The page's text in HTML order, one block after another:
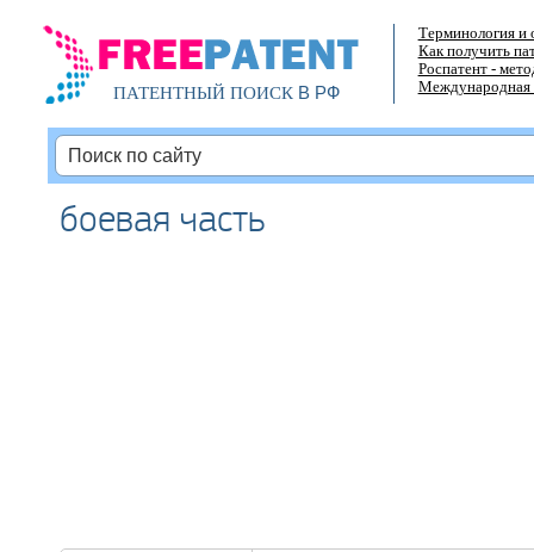
ПАТЕНТНЫЙ ПОИСКВ РФ
Терминология и
Как получить
Роспатент -
Международная
боевая часть